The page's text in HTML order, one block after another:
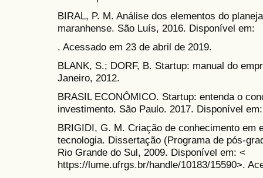
BIRAL, P. M. Análise dos elementos do
maranhense. São Luís, 2016. Disponível em:
. Acessado em 23 de abril de 2019.
BLANK, S.; DORF, B. Startup: manual do
Janeiro, 2012.
BRASIL ECONÔMICO. Startup: entenda o
investimento. São Paulo. 2017. Disponível
BRIGIDI, G. M. Criação de conhecimento em
tecnologia. Dissertação (Programa de pós-
Rio Grande do Sul, 2009. Disponível em: <
https://lume.ufrgs.br/handle/10183/15590>.